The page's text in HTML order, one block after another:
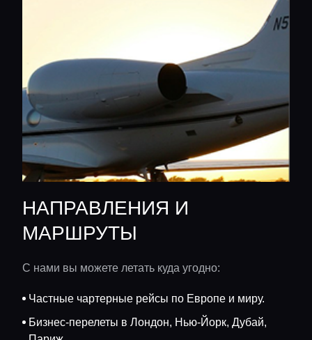
НАПРАВЛЕНИЯ И
МАРШРУТЫ
С нами вы можете летать куда угодно:
Частные чартерные рейсы по Европе и миру.
Бизнес-перелеты в Лондон, Нью-Йорк, Дубай,